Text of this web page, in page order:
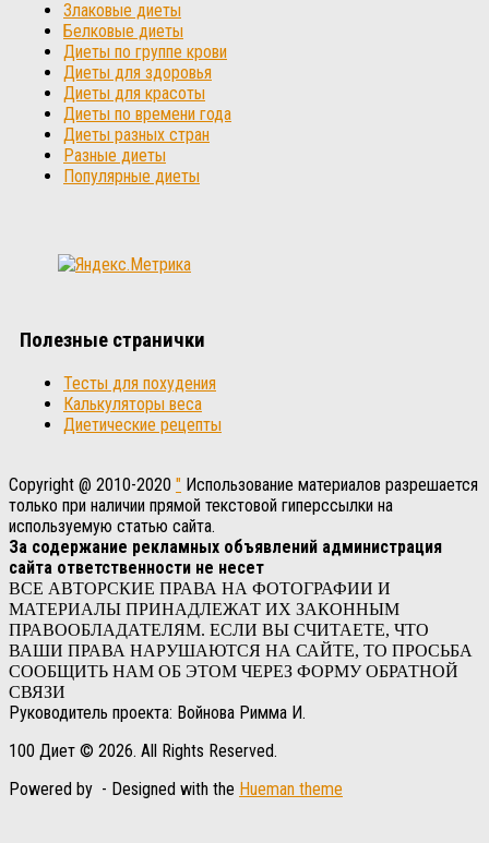
Злаковые диеты
Белковые диеты
Диеты по группе крови
Диеты для здоровья
Диеты для красоты
Диеты по времени года
Диеты разных стран
Разные диеты
Популярные диеты
Полезные странички
Тесты для похудения
Калькуляторы веса
Диетические рецепты
Copyright @ 2010-2020 " Использование материалов разрешается
только при наличии прямой текстовой гиперссылки на
используемую статью сайта.
За содержание рекламных объявлений администрация
сайта ответственности не несет
ВСЕ АВТОРСКИЕ ПРАВА НА ФОТОГРАФИИ И
МАТЕРИАЛЫ ПРИНАДЛЕЖАТ ИХ ЗАКОННЫМ
ПРАВООБЛАДАТЕЛЯМ. ЕСЛИ ВЫ СЧИТАЕТЕ, ЧТО
ВАШИ ПРАВА НАРУШАЮТСЯ НА САЙТЕ, ТО ПРОСЬБА
СООБЩИТЬ НАМ ОБ ЭТОМ ЧЕРЕЗ ФОРМУ ОБРАТНОЙ
СВЯЗИ
Руководитель проекта: Войнова Римма И.
100 Диет © 2026. All Rights Reserved.
Powered by - Designed with the Hueman theme